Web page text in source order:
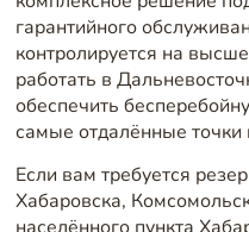
гарантийного
контролируется на
работать в
обеспечить
самые отдалённые точки
Если вам требуется
Хабаровска,